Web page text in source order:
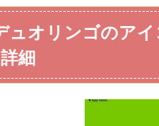
ュオリンゴのア
細